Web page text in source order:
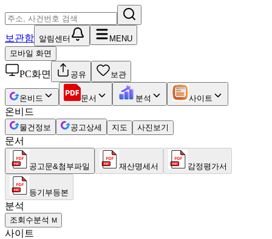
보관함 알림센터
MENU
모바일 화면
PC화면 공유 보관
온비드 문서 분석 사이트
온비드
물건정보 공고상세 지도 사진보기
문서
공고문&첨부파일 재산명세서 감정평가서
등기부등본
분석
조회수분석 M
사이트